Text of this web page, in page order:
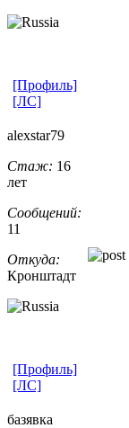
[Профиль]
[ЛС]
alexstar79
Стаж: 16
лет
Сообщений:
11
Откуда:
Кронштадт
[Профиль]
[ЛС]
базявка